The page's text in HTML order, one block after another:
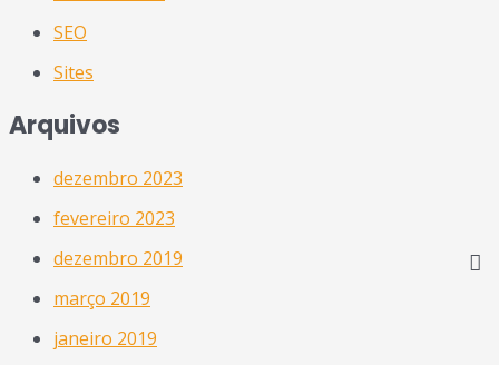
SEO
Sites
Arquivos
dezembro 2023
fevereiro 2023
dezembro 2019
março 2019
janeiro 2019